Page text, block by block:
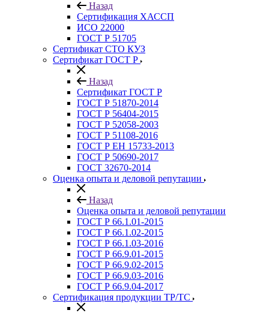
Назад
Сертификация ХАССП
ИСО 22000
ГОСТ Р 51705
Сертификат СТО КУЗ
Сертификат ГОСТ Р
Назад
Сертификат ГОСТ Р
ГОСТ Р 51870-2014
ГОСТ Р 56404-2015
ГОСТ Р 52058-2003
ГОСТ Р 51108-2016
ГОСТ Р ЕН 15733-2013
ГОСТ Р 50690-2017
ГОСТ 32670-2014
Оценка опыта и деловой репутации
Назад
Оценка опыта и деловой репутации
ГОСТ Р 66.1.01-2015
ГОСТ Р 66.1.02-2015
ГОСТ Р 66.1.03-2016
ГОСТ Р 66.9.01-2015
ГОСТ Р 66.9.02-2015
ГОСТ Р 66.9.03-2016
ГОСТ Р 66.9.04-2017
Сертификация продукции ТР/ТС